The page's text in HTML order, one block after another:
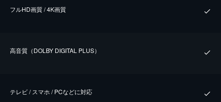
フルHD画質 / 4K画質
⾼⾳質（DOLBY DIGITAL PLUS）
テレビ / スマホ / PCなどに対応